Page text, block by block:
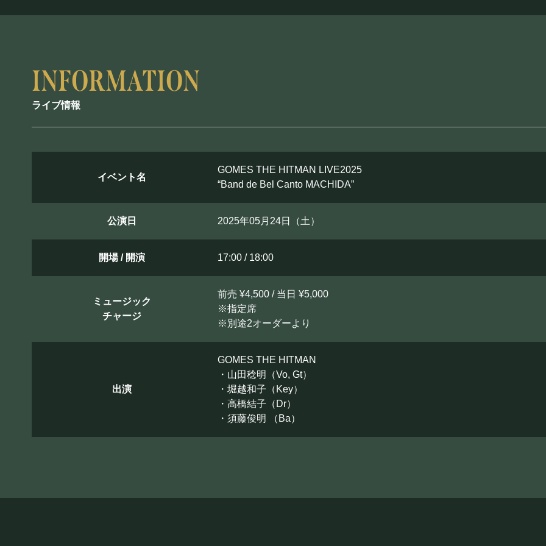
PRIVATE BOOKING
採用情報 よくある質問 プライバシーポリシー キャンセルポリシー お問い合わせ
ライブ情報
イベント名
GOMES THE HITMAN LIVE2025
“Band de Bel Canto MACHIDA”
公演日 2025年05月24日（土）
開場 / 開演 17:00 / 18:00
ミュージック
チャージ
前売 ¥4,500 / 当日 ¥5,000
※指定席
※別途2オーダーより
出演
GOMES THE HITMAN
・山田稔明（Vo, Gt）
・堀越和子（Key）
・高橋結子（Dr）
・須藤俊明 （Ba）